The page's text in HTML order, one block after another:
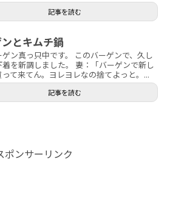
記事を読む
とキムチ鍋
ン真っ只中です。 このバーゲンで、久し
を新調しました。 妻：「バーゲンで新し
って来てん。ヨレヨレなの捨てよっと。...
記事を読む
ポンサーリンク